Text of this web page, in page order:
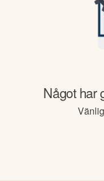
Något har